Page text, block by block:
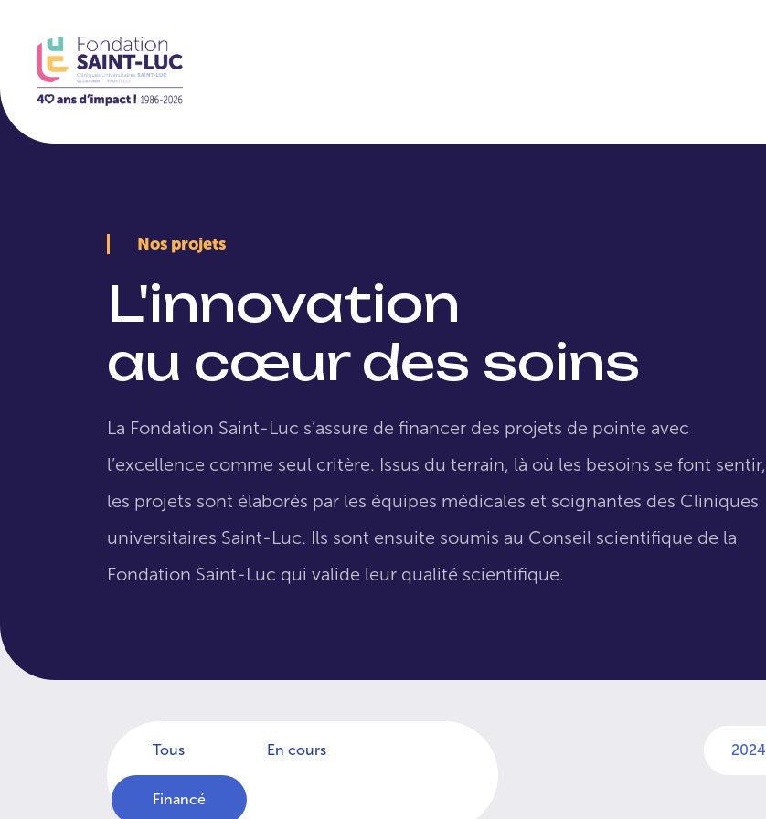
Nos projets
L'innovation
au cœur des soins
La Fondation Saint-Luc s’assure de financer des projets de pointe avec
l’excellence comme seul critère. Issus du terrain, là où les besoins se font sentir,
les projets sont élaborés par les équipes médicales et soignantes des Cliniques
universitaires Saint-Luc. Ils sont ensuite soumis au Conseil scientifique de la
Fondation Saint-Luc qui valide leur qualité scientifique.
Tous En cours
Financé
2024